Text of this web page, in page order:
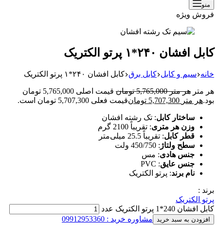
منو
فروش ویژه
کابل افشان ۲۴۰*۱ پرتو الکتریک
خانه سیم و کابل کابل برق کابل افشان ۲۴۰*۱ پرتو الکتریک
هر متر هر متر 5,765,000 تومان
قیمت اصلی 5,765,000 تومان
بود.هر متر 5,707,300 تومانقیمت فعلی 5,707,300 تومان است.
ساختار کابل: تک رشته افشان
وزن هر متری: تقریباً 2100 گرم
قطر کابل: تقریباً 25.5 میلی‌متر
سطح ولتاژ : 450/750 ولت
جنس هادی: مس
جنس عایق: PVC
نام برند: پرتو الکتریک
برند :
پرتو الکتریک
کابل افشان 240*1 پرتو الکتریک عدد
افزودن به سبد خرید مشاوره خرید : 09912953360